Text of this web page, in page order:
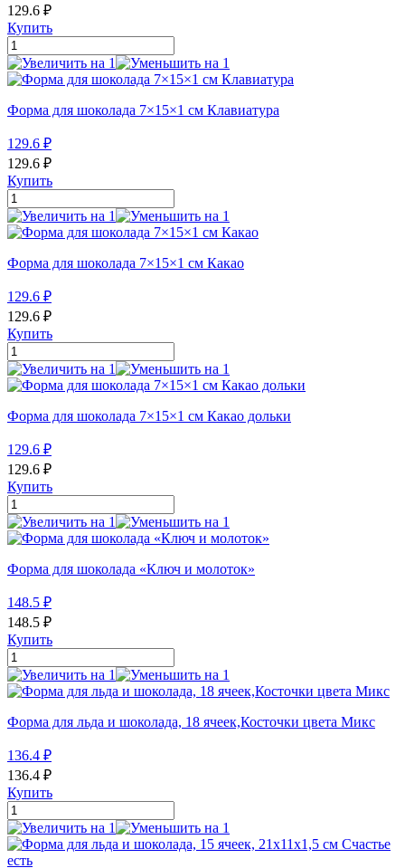
129.6 ₽
Купить
Форма для шоколада 7×15×1 см Клавиатура
129.6 ₽
129.6 ₽
Купить
Форма для шоколада 7×15×1 см Какао
129.6 ₽
129.6 ₽
Купить
Форма для шоколада 7×15×1 см Какао дольки
129.6 ₽
129.6 ₽
Купить
Форма для шоколада «Ключ и молоток»
148.5 ₽
148.5 ₽
Купить
Форма для льда и шоколада, 18 ячеек,Косточки цвета Микс
136.4 ₽
136.4 ₽
Купить